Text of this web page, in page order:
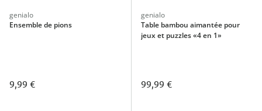
genialo
Ensemble de pions
9,99 €
genialo
Table bambou aimantée pour
jeux et puzzles «4 en 1»
99,99 €